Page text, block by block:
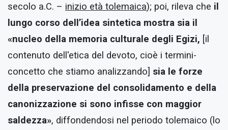
secolo a.C. – inizio età tolemaica); poi, rileva che il
lungo corso dell’idea sintetica mostra sia il
«nucleo della memoria culturale degli Egizi, [il
contenuto dell'etica del devoto, cioè i termini-
concetto che stiamo analizzando] sia le forze
della preservazione del consolidamento e della
canonizzazione si sono infisse con maggior
saldezza», diffondendosi nel periodo tolemaico (lo